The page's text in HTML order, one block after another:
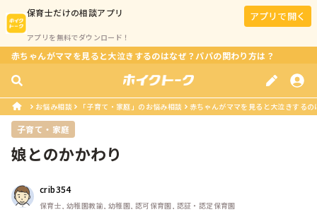
保育士だけの相談アプリ
アプリを無料でダウンロード！
アプリで開く
赤ちゃんがママを見ると大泣きするのはなぜ？パパの関わり方は？
お悩み相談 「子育て・家庭」のお悩み相談 赤ちゃんがママを見ると大泣きする
子育て・家庭
娘とのかかわり
crib354
保育士, 幼稚園教諭, 幼稚園, 認可保育園, 認証・認定保育園